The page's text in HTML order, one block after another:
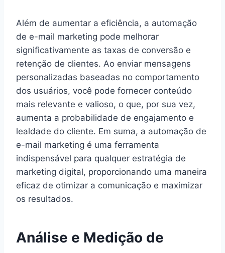
Além de aumentar a eficiência, a automação
de e-mail marketing pode melhorar
significativamente as taxas de conversão e
retenção de clientes. Ao enviar mensagens
personalizadas baseadas no comportamento
dos usuários, você pode fornecer conteúdo
mais relevante e valioso, o que, por sua vez,
aumenta a probabilidade de engajamento e
lealdade do cliente. Em suma, a automação de
e-mail marketing é uma ferramenta
indispensável para qualquer estratégia de
marketing digital, proporcionando uma maneira
eficaz de otimizar a comunicação e maximizar
os resultados.
Análise e Medição de